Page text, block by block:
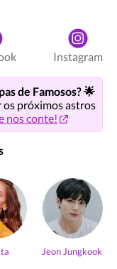
Instagram
de Famosos? 🌟
os próximos astros
nos conte!
Jeon Jungkook